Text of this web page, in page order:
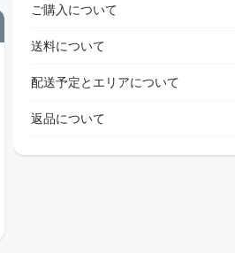
ご購入について
送料について
配送予定とエリアについて
返品について